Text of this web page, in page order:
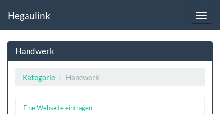
Hegaulink
Handwerk
Kategorie Handwerk
Eine Webseite eintragen